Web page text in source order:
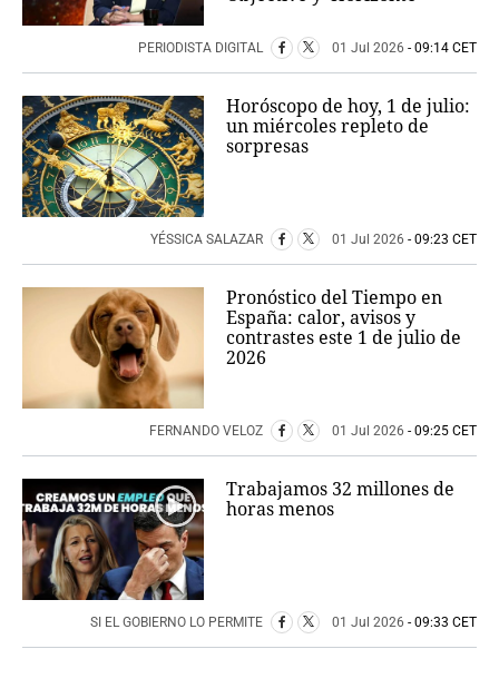
PERIODISTA DIGITAL 01 Jul 2026 - 09:14 CET
Horóscopo de hoy, 1 de julio:
un miércoles repleto de
sorpresas
YÉSSICA SALAZAR 01 Jul 2026 - 09:23 CET
Pronóstico del Tiempo en
España: calor, avisos y
contrastes este 1 de julio de
2026
FERNANDO VELOZ 01 Jul 2026 - 09:25 CET
Trabajamos 32 millones de
horas menos
SI EL GOBIERNO LO PERMITE 01 Jul 2026 - 09:33 CET